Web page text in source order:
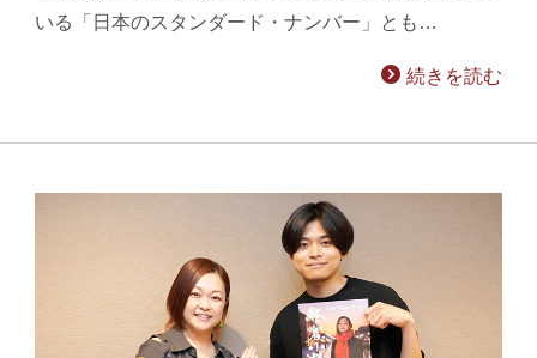
いる「日本のスタンダード・ナンバー」とも…
続きを読む